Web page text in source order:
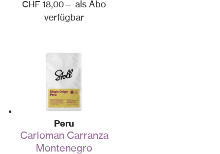
CHF 18,00— als Abo
verfügbar
Peru
Carloman Carranza
Montenegro